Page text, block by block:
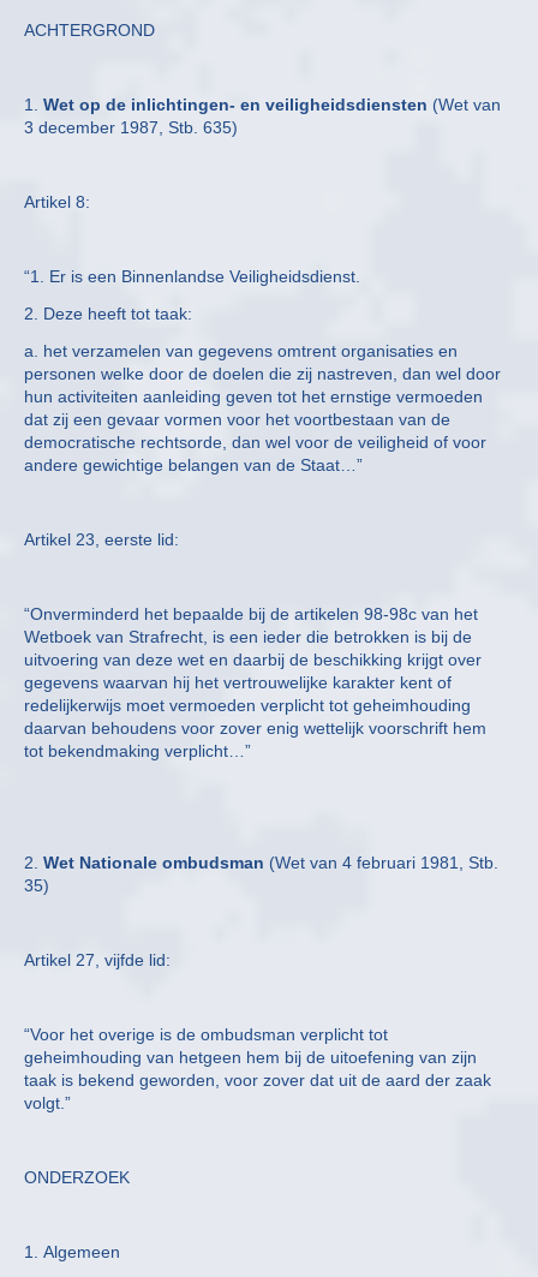
ACHTERGROND
1. Wet op de inlichtingen- en veiligheidsdiensten (Wet van
3 december 1987, Stb. 635)
Artikel 8:
“1. Er is een Binnenlandse Veiligheidsdienst.
2. Deze heeft tot taak:
a. het verzamelen van gegevens omtrent organisaties en
personen welke door de doelen die zij nastreven, dan wel door
hun activiteiten aanleiding geven tot het ernstige vermoeden
dat zij een gevaar vormen voor het voortbestaan van de
democratische rechtsorde, dan wel voor de veiligheid of voor
andere gewichtige belangen van de Staat…”
Artikel 23, eerste lid:
“Onverminderd het bepaalde bij de artikelen 98-98c van het
Wetboek van Strafrecht, is een ieder die betrokken is bij de
uitvoering van deze wet en daarbij de beschikking krijgt over
gegevens waarvan hij het vertrouwelijke karakter kent of
redelijkerwijs moet vermoeden verplicht tot geheimhouding
daarvan behoudens voor zover enig wettelijk voorschrift hem
tot bekendmaking verplicht…”
2. Wet Nationale ombudsman (Wet van 4 februari 1981, Stb.
35)
Artikel 27, vijfde lid:
“Voor het overige is de ombudsman verplicht tot
geheimhouding van hetgeen hem bij de uitoefening van zijn
taak is bekend geworden, voor zover dat uit de aard der zaak
volgt.”
ONDERZOEK
1. Algemeen